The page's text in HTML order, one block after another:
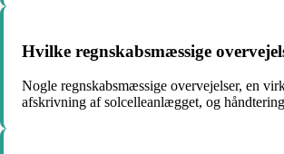
Hvilke regnskabsmæssige
Nogle regnskabsmæssige overvejelser, en
afskrivning af solcelleanlægget, og